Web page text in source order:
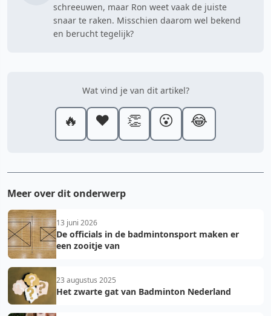
schreeuwen, maar Ron weet vaak de juiste
snaar te raken. Misschien daarom wel bekend
en berucht tegelijk?
Wat vind je van dit artikel?
🔥 ❤️ 👏 😮 😂
Meer over dit onderwerp
13 juni 2026
De officials in de badmintonsport maken er
een zooitje van
23 augustus 2025
Het zwarte gat van Badminton Nederland